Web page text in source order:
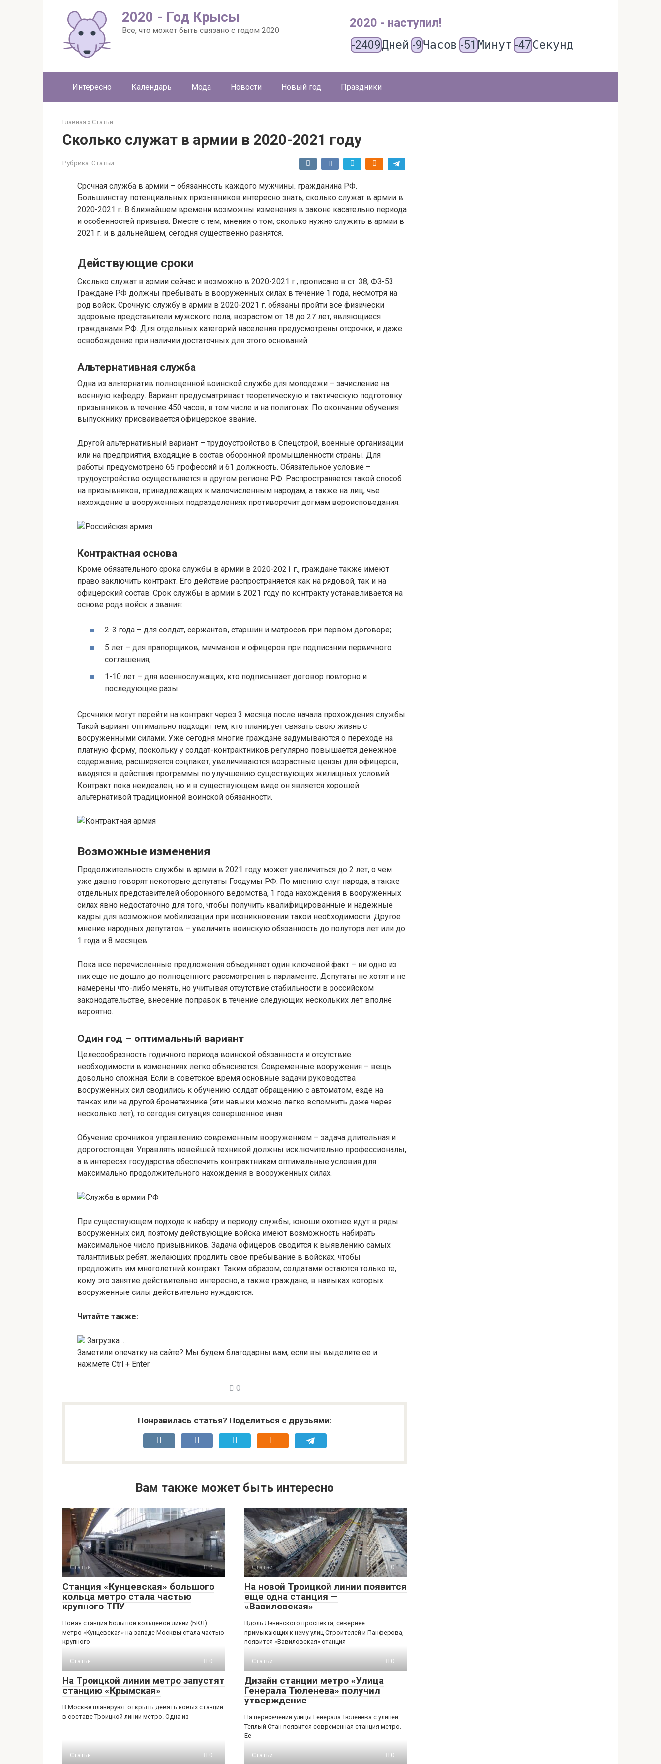
2020 - Год Крысы
Все, что может быть связано с годом 2020
2020 - наступил!
-2409Дней -9Часов -51Минут -47Секунд
Интересно Календарь Мода Новости Новый год Праздники
Главная » Статьи
Сколько служат в армии в 2020-2021 году
Рубрика: Статьи
Срочная служба в армии – обязанность каждого мужчины, гражданина РФ.
Большинству потенциальных призывников интересно знать, сколько служат в армии в
2020-2021 г. В ближайшем времени возможны изменения в законе касательно периода
и особенностей призыва. Вместе с тем, мнения о том, сколько нужно служить в армии в
2021 г. и в дальнейшем, сегодня существенно разнятся.
Действующие сроки
Сколько служат в армии сейчас и возможно в 2020-2021 г., прописано в ст. 38, ФЗ-53.
Граждане РФ должны пребывать в вооруженных силах в течение 1 года, несмотря на
род войск. Срочную службу в армии в 2020-2021 г. обязаны пройти все физически
здоровые представители мужского пола, возрастом от 18 до 27 лет, являющиеся
гражданами РФ. Для отдельных категорий населения предусмотрены отсрочки, и даже
освобождение при наличии достаточных для этого оснований.
Альтернативная служба
Одна из альтернатив полноценной воинской службе для молодежи – зачисление на
военную кафедру. Вариант предусматривает теоретическую и тактическую подготовку
призывников в течение 450 часов, в том числе и на полигонах. По окончании обучения
выпускнику присваивается офицерское звание.
Другой альтернативный вариант – трудоустройство в Спецстрой, военные организации
или на предприятия, входящие в состав оборонной промышленности страны. Для
работы предусмотрено 65 профессий и 61 должность. Обязательное условие –
трудоустройство осуществляется в другом регионе РФ. Распространяется такой способ
на призывников, принадлежащих к малочисленным народам, а также на лиц, чье
нахождение в вооруженных подразделениях противоречит догмам вероисповедания.
Контрактная основа
Кроме обязательного срока службы в армии в 2020-2021 г., граждане также имеют
право заключить контракт. Его действие распространяется как на рядовой, так и на
офицерский состав. Срок службы в армии в 2021 году по контракту устанавливается на
основе рода войск и звания:
2-3 года – для солдат, сержантов, старшин и матросов при первом договоре;
5 лет – для прапорщиков, мичманов и офицеров при подписании первичного
соглашения;
1-10 лет – для военнослужащих, кто подписывает договор повторно и
последующие разы.
Срочники могут перейти на контракт через 3 месяца после начала прохождения службы.
Такой вариант оптимально подходит тем, кто планирует связать свою жизнь с
вооруженными силами. Уже сегодня многие граждане задумываются о переходе на
платную форму, поскольку у солдат-контрактников регулярно повышается денежное
содержание, расширяется соцпакет, увеличиваются возрастные цензы для офицеров,
вводятся в действия программы по улучшению существующих жилищных условий.
Контракт пока неидеален, но и в существующем виде он является хорошей
альтернативой традиционной воинской обязанности.
Возможные изменения
Продолжительность службы в армии в 2021 году может увеличиться до 2 лет, о чем
уже давно говорят некоторые депутаты Госдумы РФ. По мнению слуг народа, а также
отдельных представителей оборонного ведомства, 1 года нахождения в вооруженных
силах явно недостаточно для того, чтобы получить квалифицированные и надежные
кадры для возможной мобилизации при возникновении такой необходимости. Другое
мнение народных депутатов – увеличить воинскую обязанность до полутора лет или до
1 года и 8 месяцев.
Пока все перечисленные предложения объединяет один ключевой факт – ни одно из
них еще не дошло до полноценного рассмотрения в парламенте. Депутаты не хотят и не
намерены что-либо менять, но учитывая отсутствие стабильности в российском
законодательстве, внесение поправок в течение следующих нескольких лет вполне
вероятно.
Один год – оптимальный вариант
Целесообразность годичного периода воинской обязанности и отсутствие
необходимости в изменениях легко объясняется. Современные вооружения – вещь
довольно сложная. Если в советское время основные задачи руководства
вооруженных сил сводились к обучению солдат обращению с автоматом, езде на
танках или на другой бронетехнике (эти навыки можно легко вспомнить даже через
несколько лет), то сегодня ситуация совершенное иная.
Обучение срочников управлению современным вооружением – задача длительная и
дорогостоящая. Управлять новейшей техникой должны исключительно профессионалы,
а в интересах государства обеспечить контрактникам оптимальные условия для
максимально продолжительного нахождения в вооруженных силах.
При существующем подходе к набору и периоду службы, юноши охотнее идут в ряды
вооруженных сил, поэтому действующие войска имеют возможность набирать
максимальное число призывников. Задача офицеров сводится к выявлению самых
талантливых ребят, желающих продлить свое пребывание в войсках, чтобы
предложить им многолетний контракт. Таким образом, солдатами остаются только те,
кому это занятие действительно интересно, а также граждане, в навыках которых
вооруженные силы действительно нуждаются.
Читайте также:
Загрузка…
Заметили опечатку на сайте? Мы будем благодарны вам, если вы выделите ее и
нажмете Ctrl + Enter
0
Понравилась статья? Поделиться с друзьями:
Вам также может быть интересно
Статьи 0
Станция «Кунцевская» большого
кольца метро стала частью
крупного ТПУ
Новая станция Большой кольцевой линии (БКЛ)
метро «Кунцевская» на западе Москвы стала частью
крупного
Статьи 0
На новой Троицкой линии появится
еще одна станция —
«Вавиловская»
Вдоль Ленинского проспекта, севернее
примыкающих к нему улиц Строителей и Панферова,
появится «Вавиловская» станция
Статьи 0
На Троицкой линии метро запустят
станцию «Крымская»
В Москве планируют открыть девять новых станций
в составе Троицкой линии метро. Одна из
Статьи 0
Дизайн станции метро «Улица
Генерала Тюленева» получил
утверждение
На пересечении улицы Генерала Тюленева с улицей
Теплый Стан появится современная станция метро.
Ее
Статьи 0 Статьи 0